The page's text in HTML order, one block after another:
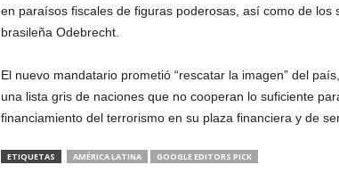
en paraísos fiscales de figuras poderosas, así como de
brasileña Odebrecht.
El nuevo mandatario prometió “rescatar la imagen” del
una lista gris de naciones que no cooperan lo suficiente
financiamiento del terrorismo en su plaza financiera y de
ETIQUETAS AMÉRICA LATINA GOOGLE EDITORS PICK